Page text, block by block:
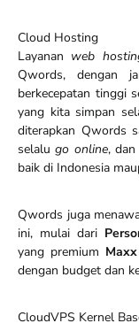
Cloud Hosting
Layanan web
Qwords, dengan
berkecepatan tinggi
yang kita simpan
diterapkan Qwords
selalugo online,
baik di Indonesia
Qwords juga
ini, mulai dari
yang premium
dengan budget dan
CloudVPS Kernel